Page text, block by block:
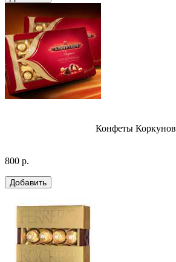
Конфеты Коркунов
800 р.